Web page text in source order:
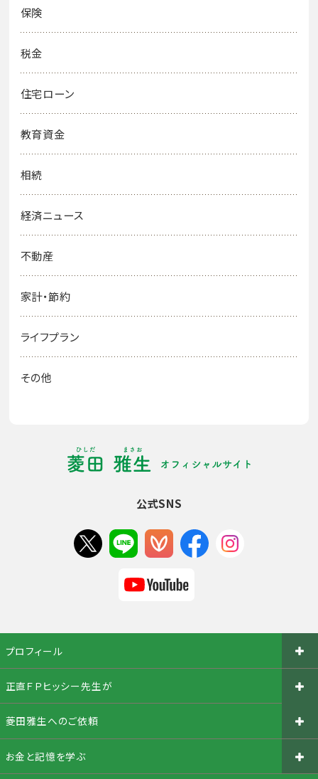
保険
税金
住宅ローン
教育資金
相続
経済ニュース
不動産
家計・節約
ライフプラン
その他
プロフィール
正直ＦＰヒッシー先生が
菱田雅生へのご依頼
お金と記憶を学ぶ
公式SNS